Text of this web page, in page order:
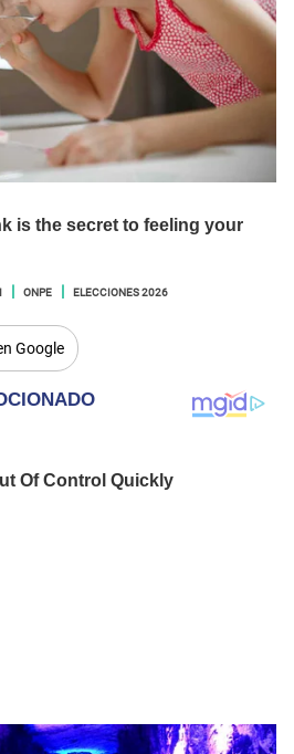
ONPE ELECCIONES 2026
Google